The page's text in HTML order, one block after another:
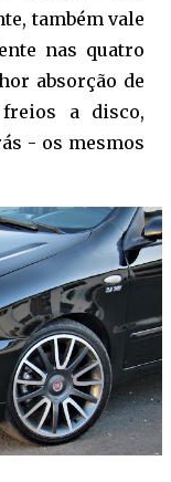
também vale
nas quatro
absorção de
a disco,
- os mesmos